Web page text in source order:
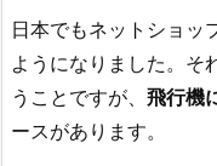
日本でもネットショッ
ようになりました。そ
うことですが、 飛行機
ースがあります。